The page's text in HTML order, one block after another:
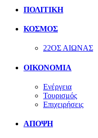
ΠΟΛΙΤΙΚΗ
ΚΟΣΜΟΣ
22ΟΣ ΑΙΩΝΑΣ
ΟΙΚΟΝΟΜΙΑ
Ενέργεια
Τουρισμός
Επιχειρήσεις
ΑΠΟΨΗ